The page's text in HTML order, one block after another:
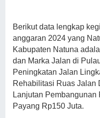
Berikut data lengkap
anggaran 2024 yang
Kabupaten Natuna
dan Marka Jalan di
Peningkatan Jalan
Rehabilitasi Ruas Jalan
Lanjutan
Payang Rp150 Juta.